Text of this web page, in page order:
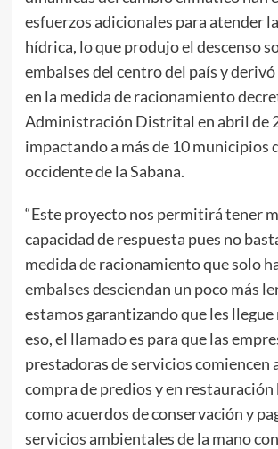
esfuerzos adicionales para atender
hídrica, lo que produjo el descenso
embalses del centro del país y
en la medida de racionamiento
Administración Distrital en abril de
impactando a más de 10 municipios
occidente de la Sabana.
“Este proyecto nos permitirá tener
capacidad de respuesta pues no
medida de racionamiento que solo
embalses desciendan un poco más
estamos garantizando que les llegue
eso, el llamado es para que las
prestadoras de servicios comiencen
compra de predios y en restauración
como acuerdos de conservación y
servicios ambientales de la mano